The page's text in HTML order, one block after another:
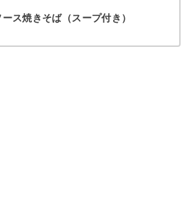
ス焼きそば（スープ付き）